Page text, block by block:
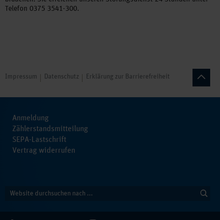
Telefon 0375 3541-300.
Impressum Datenschutz Erklärung zur Barrierefreiheit
Anmeldung
Zählerstandsmitteilung
SEPA-Lastschrift
Vertrag widerrufen